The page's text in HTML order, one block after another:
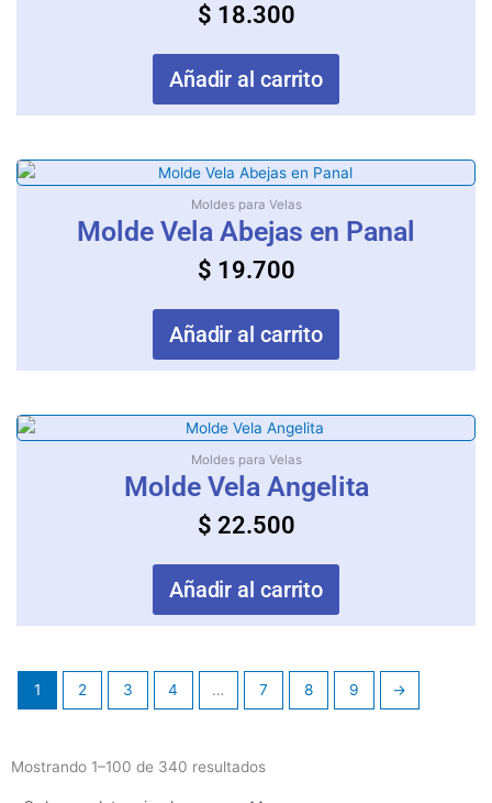
$ 18.300
Añadir al carrito
Moldes para Velas
Molde Vela Abejas en Panal
$ 19.700
Añadir al carrito
Moldes para Velas
Molde Vela Angelita
$ 22.500
Añadir al carrito
1 2 3 4 … 7 8 9 →
Mostrando 1–100 de 340 resultados